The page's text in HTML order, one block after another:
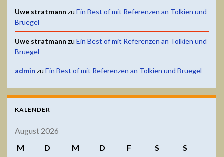
Uwe stratmann zu Ein Best of mit Referenzen an Tolkien und
Bruegel
Uwe stratmann zu Ein Best of mit Referenzen an Tolkien und
Bruegel
admin zu Ein Best of mit Referenzen an Tolkien und Bruegel
KALENDER
August 2026
M
D M D F S
S